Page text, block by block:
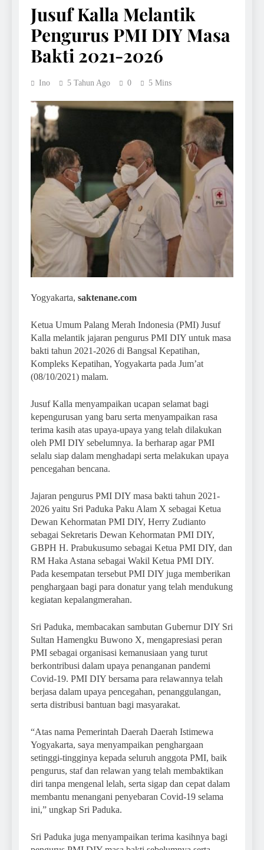
Jusuf Kalla Melantik
Pengurus PMI DIY Masa
Bakti 2021-2026
Ino 5 Tahun Ago 0 5 Mins
Yogyakarta, saktenane.com
Ketua Umum Palang Merah Indonesia (PMI) Jusuf
Kalla melantik jajaran pengurus PMI DIY untuk masa
bakti tahun 2021-2026 di Bangsal Kepatihan,
Kompleks Kepatihan, Yogyakarta pada Jum’at
(08/10/2021) malam.
Jusuf Kalla menyampaikan ucapan selamat bagi
kepengurusan yang baru serta menyampaikan rasa
terima kasih atas upaya-upaya yang telah dilakukan
oleh PMI DIY sebelumnya. Ia berharap agar PMI
selalu siap dalam menghadapi serta melakukan upaya
pencegahan bencana.
Jajaran pengurus PMI DIY masa bakti tahun 2021-
2026 yaitu Sri Paduka Paku Alam X sebagai Ketua
Dewan Kehormatan PMI DIY, Herry Zudianto
sebagai Sekretaris Dewan Kehormatan PMI DIY,
GBPH H. Prabukusumo sebagai Ketua PMI DIY, dan
RM Haka Astana sebagai Wakil Ketua PMI DIY.
Pada kesempatan tersebut PMI DIY juga memberikan
penghargaan bagi para donatur yang telah mendukung
kegiatan kepalangmerahan.
Sri Paduka, membacakan sambutan Gubernur DIY Sri
Sultan Hamengku Buwono X, mengapresiasi peran
PMI sebagai organisasi kemanusiaan yang turut
berkontribusi dalam upaya penanganan pandemi
Covid-19. PMI DIY bersama para relawannya telah
berjasa dalam upaya pencegahan, penanggulangan,
serta distribusi bantuan bagi masyarakat.
“Atas nama Pemerintah Daerah Daerah Istimewa
Yogyakarta, saya menyampaikan penghargaan
setinggi-tingginya kepada seluruh anggota PMI, baik
pengurus, staf dan relawan yang telah membaktikan
diri tanpa mengenal lelah, serta sigap dan cepat dalam
membantu menangani penyebaran Covid-19 selama
ini,” ungkap Sri Paduka.
Sri Paduka juga menyampaikan terima kasihnya bagi